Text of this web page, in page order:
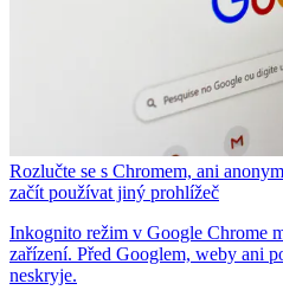
Rozlučte se s Chromem, ani
začít používat jiný prohlížeč
Inkognito režim v Google Chrome
zařízení. Před Googlem, weby ani
neskryje.